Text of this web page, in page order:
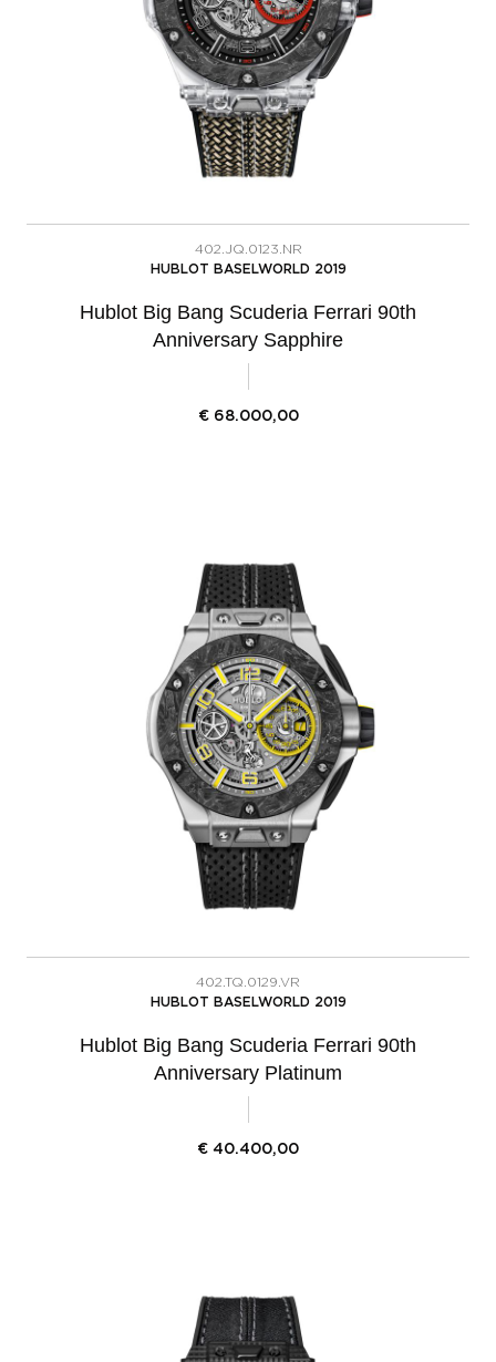
402.JQ.0123.NR
HUBLOT BASELWORLD 2019
Hublot Big Bang Scuderia Ferrari 90th
Anniversary Sapphire
€ 68.000,00
402.TQ.0129.VR
HUBLOT BASELWORLD 2019
Hublot Big Bang Scuderia Ferrari 90th
Anniversary Platinum
€ 40.400,00